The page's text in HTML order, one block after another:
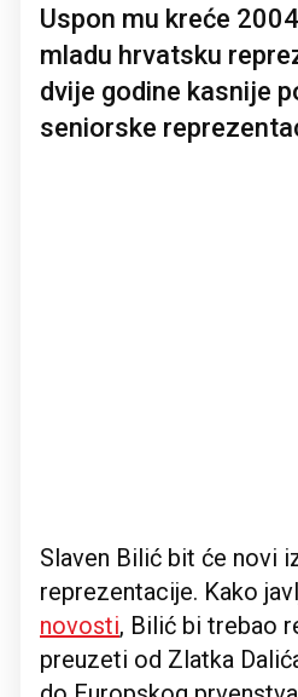
Uspon mu kreće
mladu hrvatsku
dvije godine kasnije
seniorske
Slaven Bilić bit će novi
reprezentacije. Kako
novosti, Bilić bi trebao
preuzeti od Zlatka